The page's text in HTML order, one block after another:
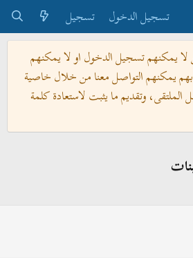
تسجيل الدخول
تسجيل
لا يمكنهم تسجيل الدخول او لا يمكنهم
يمكنهم التواصل معنا من خلال خاصية
وتقديم ما يثبت لاستعادة كلمة